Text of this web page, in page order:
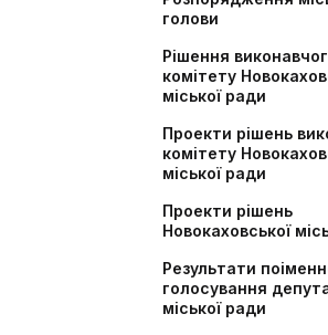
голови
Рішення
комітету
міської ради
Проекти рішень
комітету
міської ради
Проекти рішень
Новокаховської
Результати
голосування
міської ради